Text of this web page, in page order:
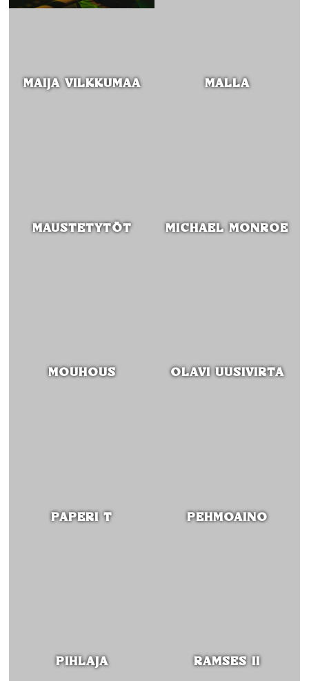
MAIJA VILKKUMAA MALLA
MAUSTETYTÖT MICHAEL MONROE
MOUHOUS OLAVI UUSIVIRTA
PAPERI T PEHMOAINO
PIHLAJA RAMSES II